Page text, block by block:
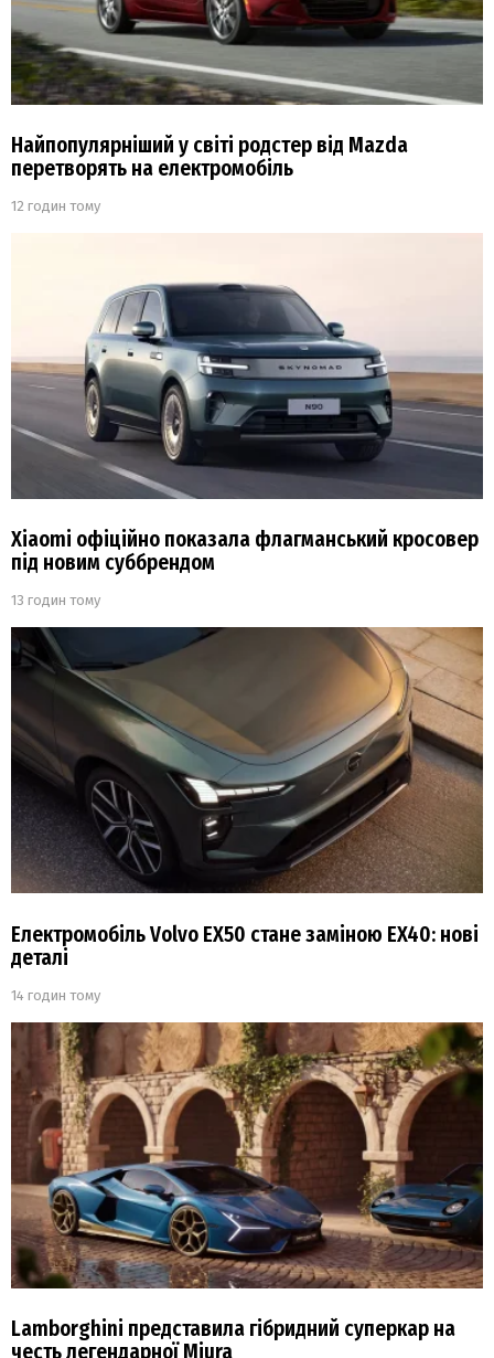
Найпопулярніший у світі родстер від Mazda
перетворять на електромобіль
12 годин тому
Xiaomi офіційно показала флагманський кросовер
під новим суббрендом
13 годин тому
Електромобіль Volvo EX50 стане заміною EX40: нові
деталі
14 годин тому
Lamborghini представила гібридний суперкар на
честь легендарної Miura